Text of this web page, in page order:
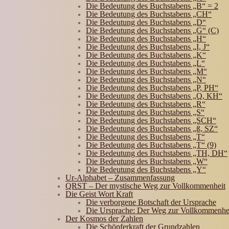
Die Bedeutung des Buchstabens „B“ = 2
Die Bedeutung des Buchstabens „CH“
Die Bedeutung des Buchstabens „D“
Die Bedeutung des Buchstabens „G“ (C)
Die Bedeutung des Buchstabens „H“
Die Bedeutung des Buchstabens „I, J“
Die Bedeutung des Buchstabens „K“
Die Bedeutung des Buchstabens „L“
Die Bedeutung des Buchstabens „M“
Die Bedeutung des Buchstabens „N“
Die Bedeutung des Buchstabens „P, PH“
Die Bedeutung des Buchstabens „Q, KH“
Die Bedeutung des Buchstabens „R“
Die Bedeutung des Buchstabens „S“
Die Bedeutung des Buchstabens „SCH“
Die Bedeutung des Buchstabens „ß, SZ“
Die Bedeutung des Buchstabens „T“
Die Bedeutung des Buchstabens „T“ (9)
Die Bedeutung des Buchstabens „TH, DH“
Die Bedeutung des Buchstabens „W“
Die Bedeutung des Buchstabens „Y“
Ur-Alphabet – Zusammenfassung
QRST – Der mystische Weg zur Vollkommenheit
Die Geist Wort Kraft
Die verborgene Botschaft der Ursprache
Die Ursprache: Der Weg zur
Der Kosmos der Zahlen
Die Schöpferkraft der Grundzahlen